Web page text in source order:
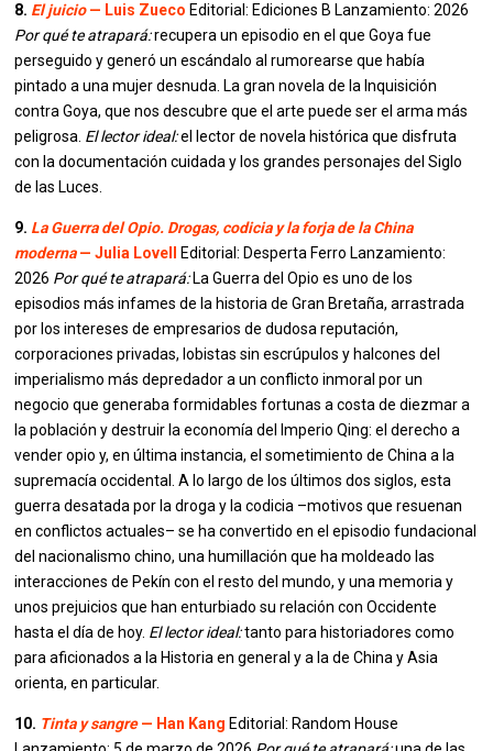
8. El juicio— Luis Zueco Editorial: Ediciones B Lanzamiento: 2026
Por qué te atrapará:recupera un episodio en el que Goya fue
perseguido y generó un escándalo al rumorearse que había
pintado a una mujer desnuda. La gran novela de la Inquisición
contra Goya, que nos descubre que el arte puede ser el arma más
peligrosa. El lector ideal:el lector de novela histórica que disfruta
con la documentación cuidada y los grandes personajes del Siglo
de las Luces.
9. La Guerra del Opio. Drogas, codicia y la forja de la China
moderna— Julia Lovell
Editorial: Desperta Ferro Lanzamiento:
2026 Por qué te atrapará:La Guerra del Opio es uno de los
episodios más infames de la historia de Gran Bretaña, arrastrada
por los intereses de empresarios de dudosa reputación,
corporaciones privadas, lobistas sin escrúpulos y halcones del
imperialismo más depredador a un conflicto inmoral por un
negocio que generaba formidables fortunas a costa de diezmar a
la población y destruir la economía del Imperio Qing: el derecho a
vender opio y, en última instancia, el sometimiento de China a la
supremacía occidental. A lo largo de los últimos dos siglos, esta
guerra desatada por la droga y la codicia –motivos que resuenan
en conflictos actuales– se ha convertido en el episodio fundacional
del nacionalismo chino, una humillación que ha moldeado las
interacciones de Pekín con el resto del mundo, y una memoria y
unos prejuicios que han enturbiado su relación con Occidente
hasta el día de hoy. El lector ideal:tanto para historiadores como
para aficionados a la Historia en general y a la de China y Asia
orienta, en particular.
10. Tinta y sangre— Han Kang Editorial: Random House